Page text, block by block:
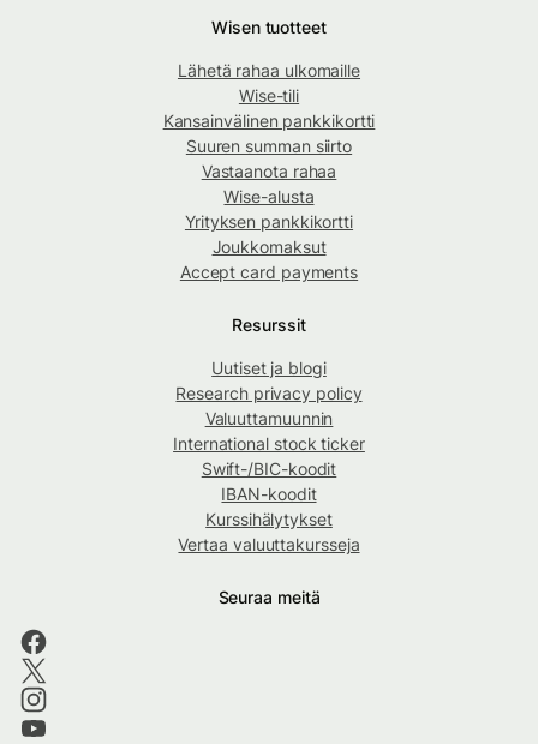
Wisen tuotteet
Lähetä rahaa ulkomaille
Wise-tili
Kansainvälinen pankkikortti
Suuren summan siirto
Vastaanota rahaa
Wise-alusta
Yrityksen pankkikortti
Joukkomaksut
Accept card payments
Resurssit
Uutiset ja blogi
Research privacy policy
Valuuttamuunnin
International stock ticker
Swift-/BIC-koodit
IBAN-koodit
Kurssihälytykset
Vertaa valuuttakursseja
Seuraa meitä